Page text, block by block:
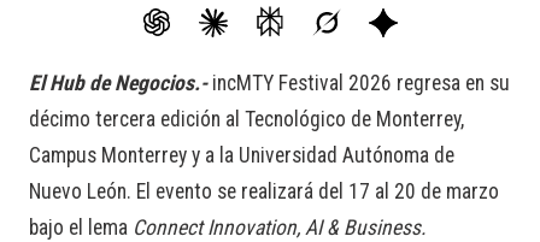
El Hub de Negocios.-incMTY Festival 2026 regresa en su
décimo tercera edición al Tecnológico de Monterrey,
Campus Monterrey y a la Universidad Autónoma de
Nuevo León. El evento se realizará del 17 al 20 de marzo
bajo el lema Connect Innovation, AI & Business.